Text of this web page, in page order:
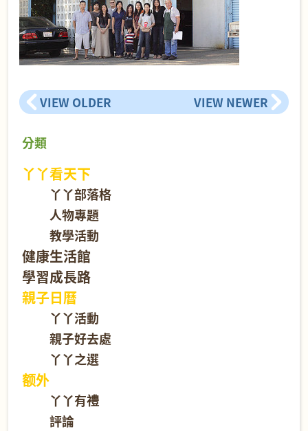
VIEW OLDER VIEW NEWER
分類
丫丫看天下
丫丫部落格
人物專題
教學活動
健康生活館
學習成長路
親子日曆
丫丫活動
親子好去處
丫丫之選
额外
丫丫有禮
評論